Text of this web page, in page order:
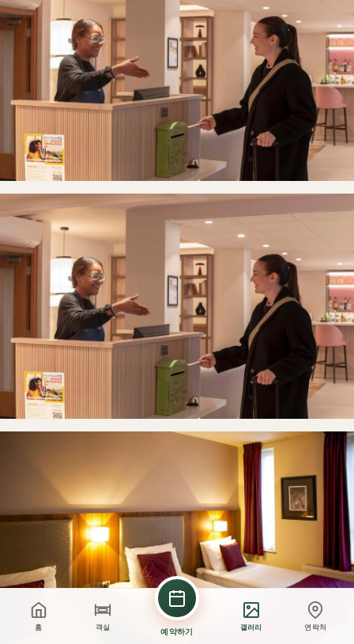
홈 객실 예약하기 갤러리 연락처